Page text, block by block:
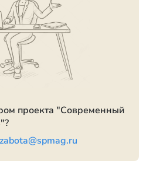
проекта "Современный
zabota@spmag.ru